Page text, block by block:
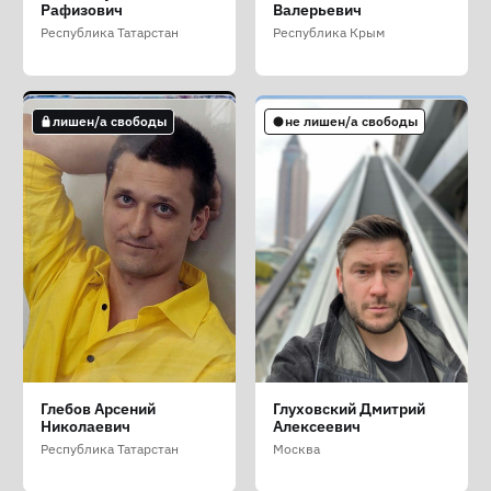
Ставропольский край
Мирзоалиевич
Москва
Юрьевич
Москва
не лишен/а свободы
Галлямов Аббас
Радикович
Москва
Рафизович
Республика Татарстан
Валерьевич
Республика Крым
не лишен/а свободы
Гармажапова
Александра Цыреновна
Республика Бурятия
не лишен/а свободы
Ген Ирина Юрьевна
Пензенская область
лишен/а свободы
Глебов Арсений
Николаевич
Республика Татарстан
не лишен/а свободы
Глуховский Дмитрий
Алексеевич
Москва